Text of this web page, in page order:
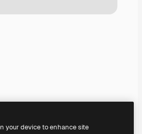
your device to enhance site